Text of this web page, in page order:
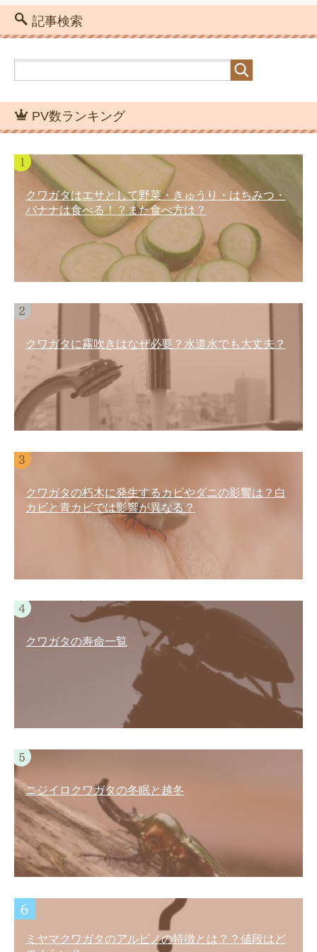
記事検索
PV数ランキング
クワガタはエサとして野菜・きゅうり・はちみつ・
バナナは食べる！？また食べ方は？
クワガタに霧吹きはなぜ必要？水道水でも大丈夫？
クワガタの朽木に発生するカビやダニの影響は？白
カビと青カビでは影響が異なる？
クワガタの寿命一覧
ニジイロクワガタの冬眠と越冬
ミヤマクワガタのアルビノの特徴とは？？値段はど